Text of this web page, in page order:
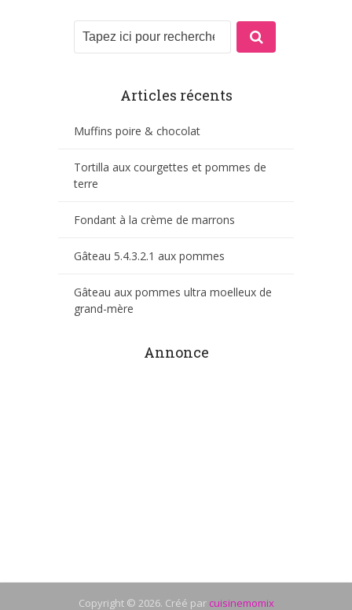
Articles récents
Muffins poire & chocolat
Tortilla aux courgettes et pommes de
terre
Fondant à la crème de marrons
Gâteau 5.4.3.2.1 aux pommes
Gâteau aux pommes ultra moelleux de
grand-mère
Annonce
Copyright © 2026. Créé par cuisinemomix